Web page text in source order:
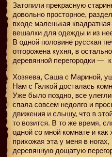
Затопили прекрасную
довольно просторное,
входе маленькая
вешалки для одежды и из
В одной половине русская
отгорожена кухня, в
деревянной перегородки —
Хозяева, Саша с Мариной,
Нам с Галкой досталась
Уже было поздно, все
спала совсем недолго и
движения и слышу, что в
то возится. В то же время,
одной со мной комнате и
прихожая эта у меня в ногах,
деревянную дощатую